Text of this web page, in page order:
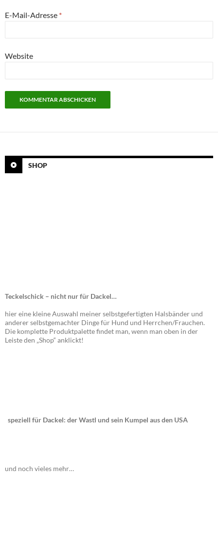
E-Mail-Adresse *
Website
SHOP
Teckelschick – nicht nur für Dackel…
hier eine kleine Auswahl meiner selbstgefertigten Halsbänder und
anderer selbstgemachter Dinge für Hund und Herrchen/Frauchen.
Die komplette Produktpalette findet man, wenn man oben in der
Leiste den „Shop“ anklickt!
speziell für Dackel: der Wastl und sein Kumpel aus den USA
und noch vieles mehr…